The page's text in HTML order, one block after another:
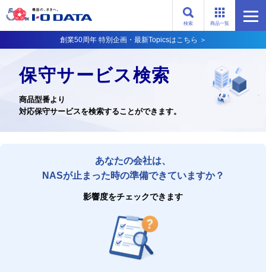
商品一覧
検索
創業50周年 特別企画・最新Topicsはこちら ＞
保守サービス検索
商品型番より
対応保守サービスを検索することができます。
あなたの会社は、
NASが止まった時の準備できていますか？
影響度をチェックできます